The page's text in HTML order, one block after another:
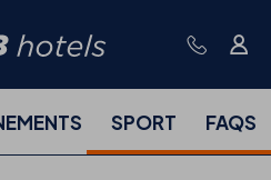
SPORT FAQS